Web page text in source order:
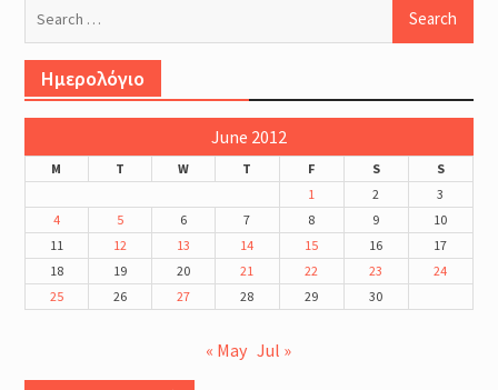
Ημερολόγιο
June 2012
M T W T F S
S
1
2
3
4
5 6 7 8 9
10
11
12 13 14 15 16
17
18
19 20 21 22 23
24
25
26 27 28 29 30
« May Jul »